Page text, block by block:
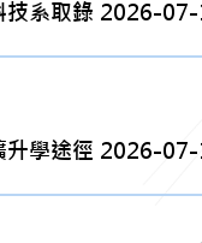
技系取錄 2026-
學途徑 2026-07-